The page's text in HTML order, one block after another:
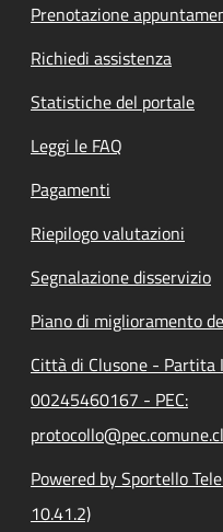
Prenotazione
Richiedi assistenza
Statistiche del portale
Leggi le FAQ
Pagamenti
Riepilogo valutazioni
Segnalazione disservizio
Piano di miglioramento
Città di Clusone - Partita
00245460167 - PEC:
Powered by Sportello
10.41.2)